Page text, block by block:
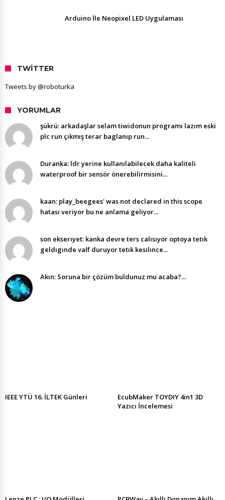
Arduino İle Neopixel LED Uygulaması
TWITTER
Tweets by @roboturka
YORUMLAR
şükrü: arkadaşlar selam tiwidonun programı lazım eski
plc run çıkmış terar baglanıp run...
Duranka: ldr yerine kullanılabilecek daha kaliteli
waterproof bir sensör önerebilirmisini...
kaan: play_beegees' was not declared in this scope
hatası veriyor bu ne anlama geliyor...
son ekserıyet: kanka devre ters calısıyor optoya tetık
geldıgınde valf duruyor tetık kesılınce...
Akın: Soruna bir çözüm buldunuz mu acaba?...
IEEE YTÜ 16. İLTEK Günleri
EcubMaker TOYDIY 4in1 3D
Yazıcı İncelemesi